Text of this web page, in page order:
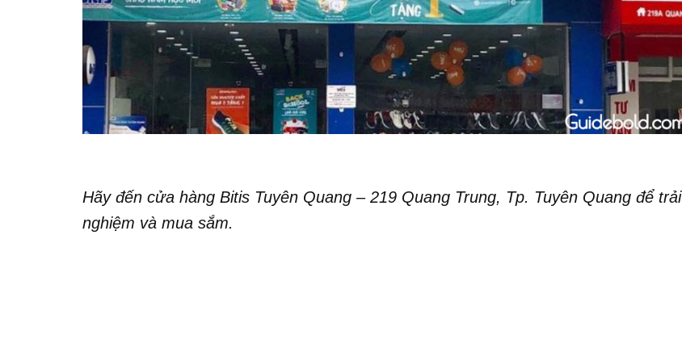
Hãy đến cửa hàng Bitis Tuyên Quang – 219 Quang Trung, Tp. Tuyên Quang để trải
nghiệm và mua sắm.